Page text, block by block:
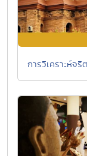
การวิเคราะห์จริต